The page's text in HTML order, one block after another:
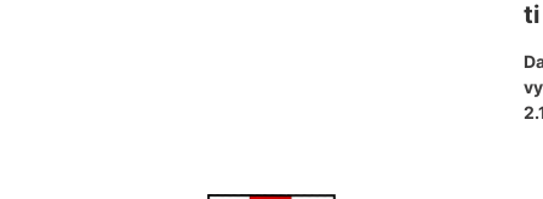
ti